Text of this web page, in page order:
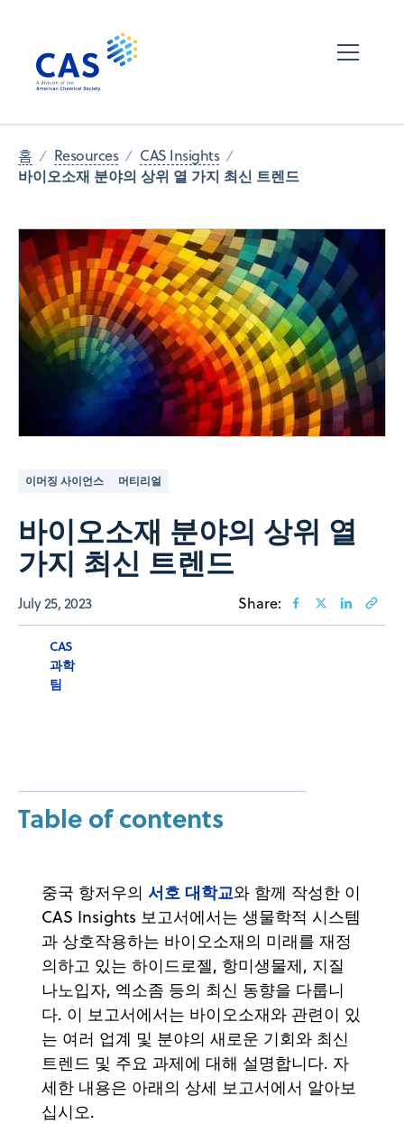
홈 Resources CAS Insights
바이오소재 분야의 상위 열 가지 최신 트렌드
이머징 사이언스 머티리얼
바이오소재 분야의 상위 열
가지 최신 트렌드
July 25, 2023 Share:
CAS
과학
팀
Table of contents
중국 항저우의 서호 대학교와 함께 작성한 이
CAS Insights 보고서에서는 생물학적 시스템
과 상호작용하는 바이오소재의 미래를 재정
의하고 있는 하이드로젤, 항미생물제, 지질
나노입자, 엑소좀 등의 최신 동향을 다룹니
다. 이 보고서에서는 바이오소재와 관련이 있
는 여러 업계 및 분야의 새로운 기회와 최신
트렌드 및 주요 과제에 대해 설명합니다. 자
세한 내용은 아래의 상세 보고서에서 알아보
십시오.